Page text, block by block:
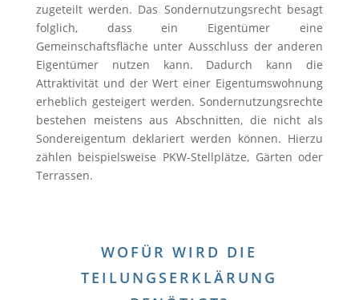
zugeteilt werden. Das Sondernutzungsrecht besagt
folglich, dass ein Eigentümer eine
Gemeinschaftsfläche unter Ausschluss der anderen
Eigentümer nutzen kann. Dadurch kann die
Attraktivität und der Wert einer Eigentumswohnung
erheblich gesteigert werden. Sondernutzungsrechte
bestehen meistens aus Abschnitten, die nicht als
Sondereigentum deklariert werden können. Hierzu
zählen beispielsweise PKW-Stellplätze, Gärten oder
Terrassen.
WOFÜR WIRD DIE
TEILUNGSERKLÄRUNG